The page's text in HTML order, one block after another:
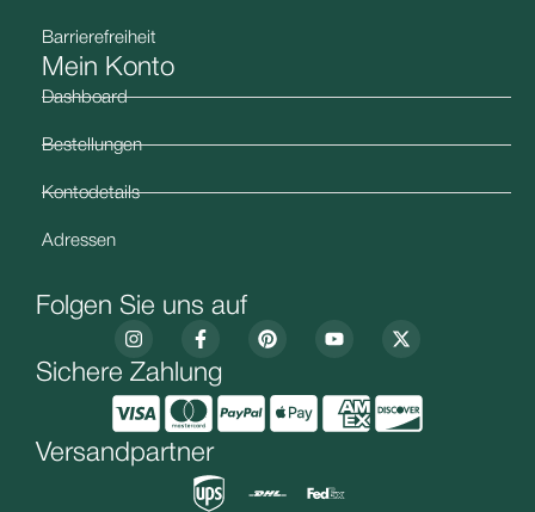
Barrierefreiheit
Mein Konto
Dashboard
Bestellungen
Kontodetails
Adressen
Folgen Sie uns auf
Sichere Zahlung
Versandpartner